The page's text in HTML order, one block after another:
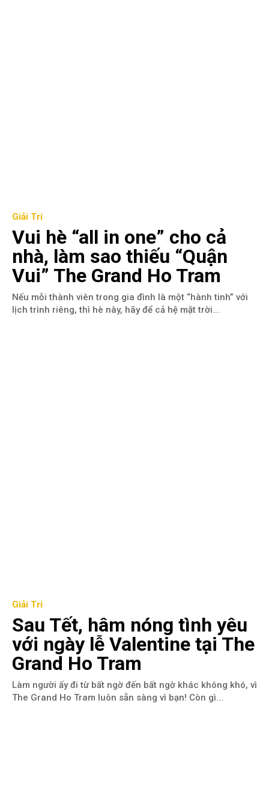
Giải Trí
Vui hè “all in one” cho cả
nhà, làm sao thiếu “Quận
Vui” The Grand Ho Tram
Nếu mỗi thành viên trong gia đình là một “hành tinh” với
lịch trình riêng, thì hè này, hãy để cả hệ mặt trời...
Giải Trí
Sau Tết, hâm nóng tình yêu
với ngày lễ Valentine tại The
Grand Ho Tram
Làm người ấy đi từ bất ngờ đến bất ngờ khác không khó, vì
The Grand Ho Tram luôn sẵn sàng vì bạn! Còn gì...